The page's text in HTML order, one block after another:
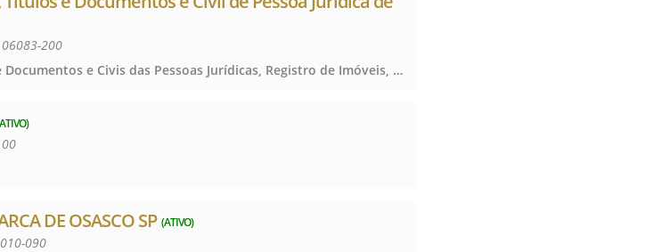
200
Registro de Imóveis, Registro de Títulos e Documentos e Civis das Pessoas Jurídicas, Registro de Imóveis, Registro de Títulos e Documentos e Civis das Pessoas Jurídicas, Registro de Imóveis, Registro de Títulos e Documentos e Civis das Pessoas Jurídicas
DE OSASCO SP (ATIVO)
090